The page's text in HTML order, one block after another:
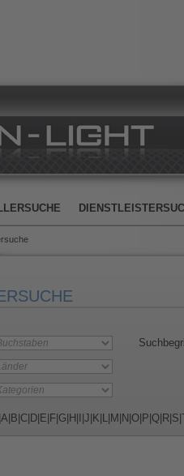
A B C D E F G H J K L M N O P Q R S